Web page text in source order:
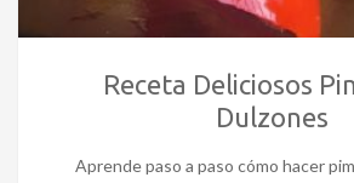
Receta Deliciosos
Dulzones
Aprende paso a paso cómo hacer